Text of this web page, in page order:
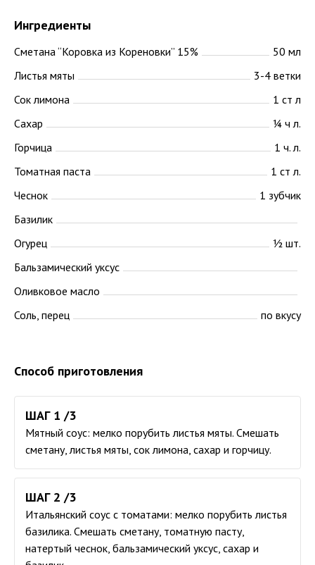
Ингредиенты
Сметана “Коровка из Кореновки” 15%
50 мл
Листья мяты
3-4 ветки
Сок лимона
1 ст л
Сахар
¼ ч л.
Горчица
1 ч. л.
Томатная паста
1 ст л.
Чеснок
1 зубчик
Базилик
Огурец
½ шт.
Бальзамический уксус
Оливковое масло
Соль, перец
по вкусу
Способ приготовления
ШАГ 1 /3
Мятный соус: мелко порубить листья мяты. Смешать
сметану, листья мяты, сок лимона, сахар и горчицу.
ШАГ 2 /3
Итальянский соус с томатами: мелко порубить листья
базилика. Смешать сметану, томатную пасту,
натертый чеснок, бальзамический уксус, сахар и